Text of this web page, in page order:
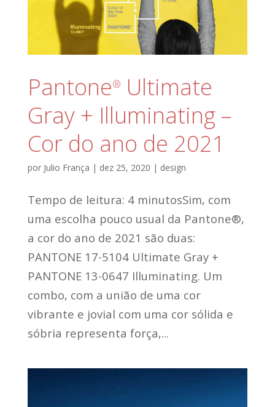
Pantone® Ultimate
Gray + Illuminating –
Cor do ano de 2021
por Julio França | dez 25, 2020 | design
Tempo de leitura: 4 minutosSim, com
uma escolha pouco usual da Pantone®,
a cor do ano de 2021 são duas:
PANTONE 17-5104 Ultimate Gray +
PANTONE 13-0647 Illuminating. Um
combo, com a união de uma cor
vibrante e jovial com uma cor sólida e
sóbria representa força,...